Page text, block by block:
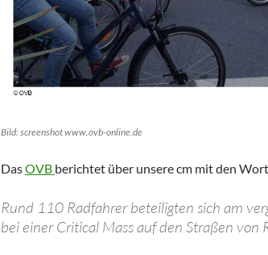
Bild: screenshot www.ovb-online.de
DasOVB berichtet über unsere cm mit den
Rund 110 Radfahrer beteiligten sich am
bei einer Critical Mass auf den Straßen von